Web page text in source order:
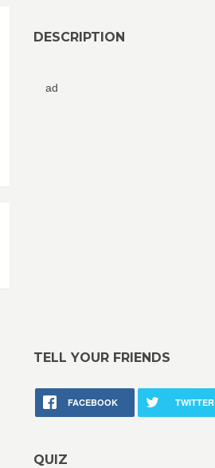
DESCRIPTION
ad
TELL YOUR FRIENDS
FACEBOOK TWITTER
QUIZ